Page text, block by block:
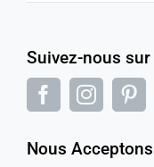
Suivez-nous
Nous Acceptons